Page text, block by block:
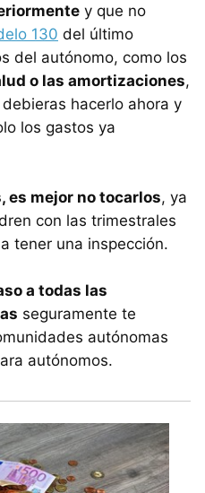
y que no
130 del último
del autónomo, como los
o las amortizaciones,
hacerlo ahora y
los gastos ya
es mejor no tocarlos, ya
con las trimestrales
tener una inspección.
a todas las
seguramente te
autónomas
autónomos.